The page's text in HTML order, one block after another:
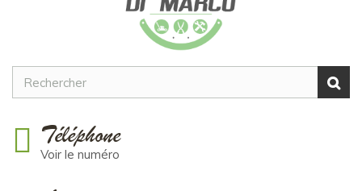
Téléphone
Voir le numéro